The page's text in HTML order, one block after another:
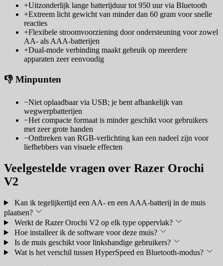
+Uitzonderlijk lange batterijduur tot 950 uur via Bluetooth
+Extreem licht gewicht van minder dan 60 gram voor snelle
reacties
+Flexibele stroomvoorziening door ondersteuning voor zowel
AA- als AAA-batterijen
+Dual-mode verbinding maakt gebruik op meerdere
apparaten zeer eenvoudig
👎 Minpunten
−Niet oplaadbaar via USB; je bent afhankelijk van
wegwerpbatterijen
−Het compacte formaat is minder geschikt voor gebruikers
met zeer grote handen
−Ontbreken van RGB-verlichting kan een nadeel zijn voor
liefhebbers van visuele effecten
Veelgestelde vragen over Razer Orochi
V2
Kan ik tegelijkertijd een AA- en een AAA-batterij in de muis
plaatsen?
Werkt de Razer Orochi V2 op elk type oppervlak?
Hoe installeer ik de software voor deze muis?
Is de muis geschikt voor linkshandige gebruikers?
Wat is het verschil tussen HyperSpeed en Bluetooth-modus?